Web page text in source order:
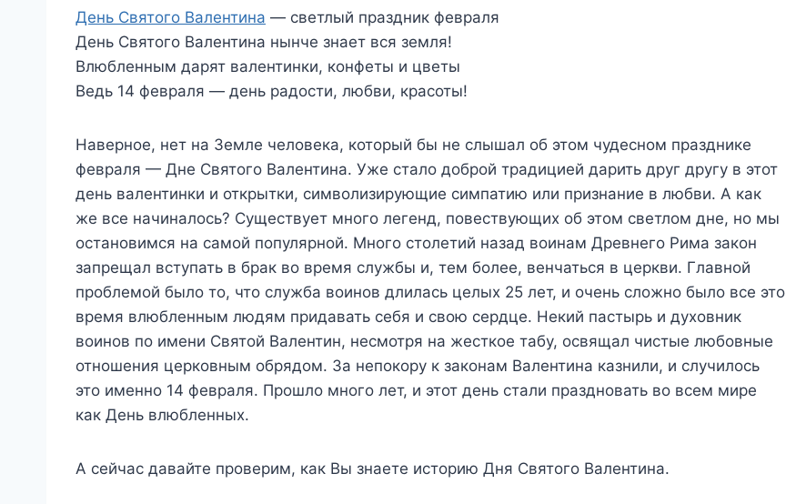
День Святого Валентина — светлый праздник февраля
День Святого Валентина нынче знает вся земля!
Влюбленным дарят валентинки, конфеты и цветы
Ведь 14 февраля — день радости, любви, красоты!
Наверное, нет на Земле человека, который бы не слышал об этом чудесном празднике
февраля — Дне Святого Валентина. Уже стало доброй традицией дарить друг другу в этот
день валентинки и открытки, символизирующие симпатию или признание в любви. А как
же все начиналось? Существует много легенд, повествующих об этом светлом дне, но мы
остановимся на самой популярной. Много столетий назад воинам Древнего Рима закон
запрещал вступать в брак во время службы и, тем более, венчаться в церкви. Главной
проблемой было то, что служба воинов длилась целых 25 лет, и очень сложно было все это
время влюбленным людям придавать себя и свою сердце. Некий пастырь и духовник
воинов по имени Святой Валентин, несмотря на жесткое табу, освящал чистые любовные
отношения церковным обрядом. За непокору к законам Валентина казнили, и случилось
это именно 14 февраля. Прошло много лет, и этот день стали праздновать во всем мире
как День влюбленных.
А сейчас давайте проверим, как Вы знаете историю Дня Святого Валентина.